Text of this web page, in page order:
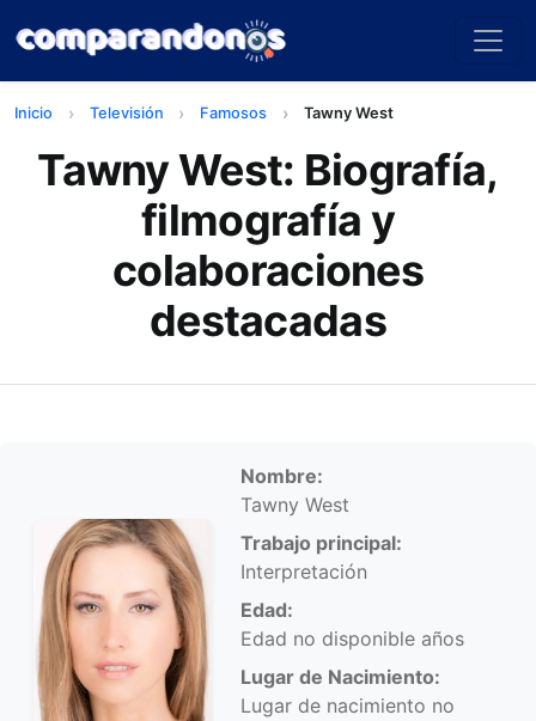
Inicio Televisión Famosos Tawny West
Tawny West: Biografía,
filmografía y
colaboraciones
destacadas
Información personal
Nombre:
Tawny West
Trabajo principal:
Interpretación
Edad:
Edad no disponible años
Lugar de Nacimiento:
Lugar de nacimiento no